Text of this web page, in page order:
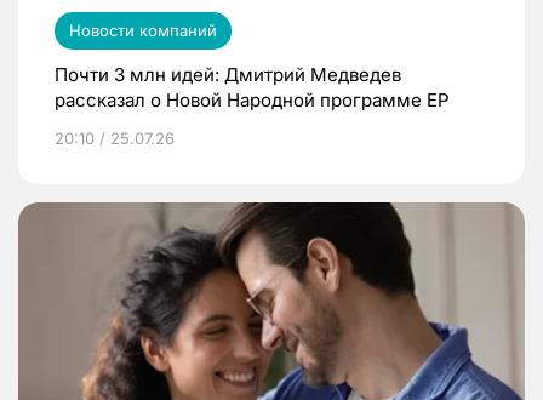
Новости компаний
Почти 3 млн идей: Дмитрий Медведев
рассказал о Новой Народной программе ЕР
20:10 / 25.07.26